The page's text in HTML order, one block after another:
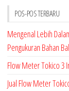
POS-POS TERBARU
Mengenal Lebih
Pengukuran Bahan
Flow Meter Tokico 3
Jual Flow Meter